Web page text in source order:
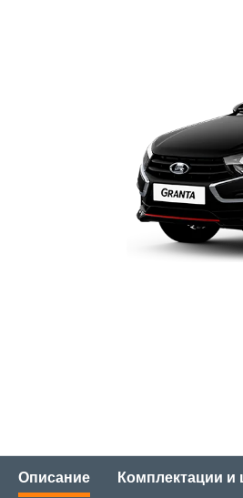
Описание Комплектации и